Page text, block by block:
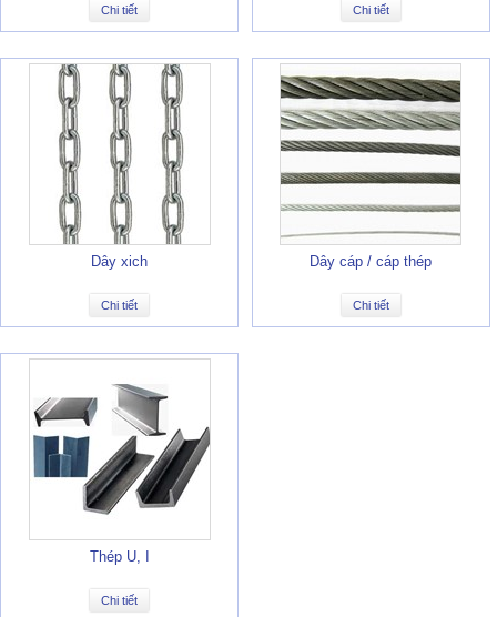
Chi tiết Chi tiết
Dây xich
Chi tiết
Dây cáp / cáp thép
Chi tiết
Thép U, I
Chi tiết